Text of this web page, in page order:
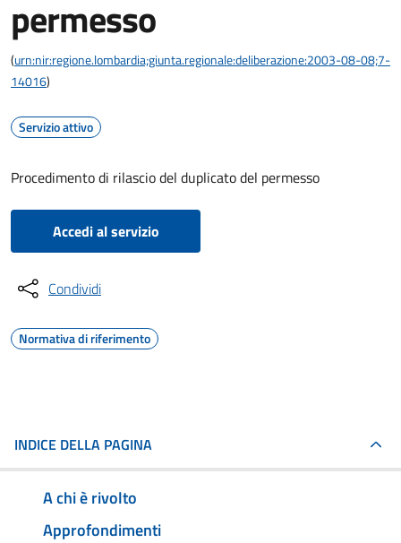
permesso
(urn:nir:regione.lombardia;giunta.regionale:deliberazione:2003-08-08;7-
14016)
Servizio attivo
Procedimento di rilascio del duplicato del permesso
Accedi al servizio
Condividi
Normativa di riferimento
INDICE DELLA PAGINA
A chi è rivolto
Approfondimenti